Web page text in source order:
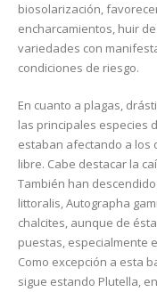
biosolarización,
encharcamientos, huir
variedades con
condiciones de riesgo.
En cuanto a plagas,
las principales especies
estaban afectando a los
libre. Cabe destacar la
También han
littoralis, Autographa
chalcites, aunque de
puestas, especialmente
Como excepción a esta
sigue estando Plutella,